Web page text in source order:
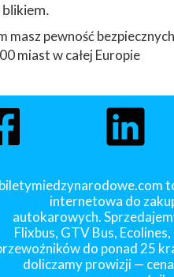
blikiem.
pewność
miast w całej Europie
biletymiedzynarodowe.com
internetowa do
autokarowych.
Flixbus, GTV Bus,
do ponad 25
doliczamy prowizji —